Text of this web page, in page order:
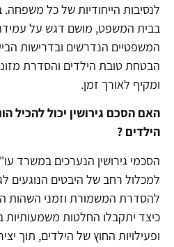
לנסיבות הייחודיות של כל
בבית המשפט, מושם דגש על עמידה
המשפטיים הנדרשים ובדרישות
הבטחת טובת הילדים והסדרת
ומקיף לאורך זמן.
האם הסכם גירושין יכול להכיל
הילדים ?
הסכמי גירושין הנערכים במשרד
למכלול רחב של היבטים הנוגעים
להסדרת המשמורת וזמני השהות
כיצד יתקבלו החלטות משמעותיות
ופעילויות החוץ של הילדים, תוך